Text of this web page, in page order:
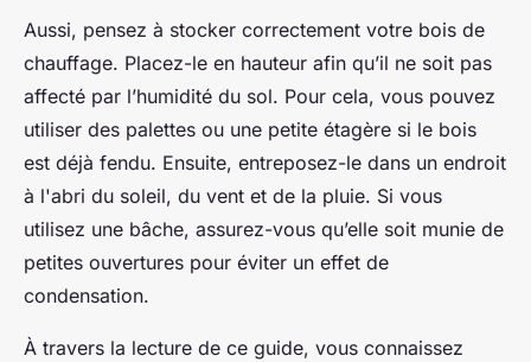
Aussi, pensez à stocker correctement votre bois de
chauffage. Placez-le en hauteur afin qu’il ne soit pas
affecté par l’humidité du sol. Pour cela, vous pouvez
utiliser des palettes ou une petite étagère si le bois
est déjà fendu. Ensuite, entreposez-le dans un endroit
à l'abri du soleil, du vent et de la pluie. Si vous
utilisez une bâche, assurez-vous qu’elle soit munie de
petites ouvertures pour éviter un effet de
condensation.
À travers la lecture de ce guide, vous connaissez